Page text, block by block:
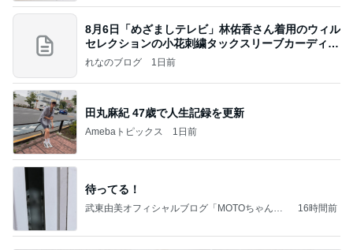
8月6日「めざましテレビ」林佑香さん着用のウィル
セレクションの小花刺繍タックスリーブカーディガ
ン
れなのブログ 1日前
田丸麻紀 47歳で人生記録を更新
Amebaトピックス 1日前
待ってる！
武東由美オフィシャルブログ「MOTOちゃんと
16時間前